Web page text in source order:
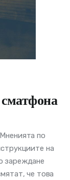
по
на
зареждане
че това